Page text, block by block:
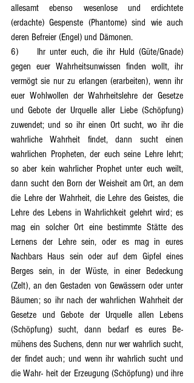
allesamt ebenso wesenlose und erdichtete
(erdachte) Gespenste (Phantome) sind wie auch
deren Befreier (Engel) und Dämonen.
6)	Ihr unter euch, die ihr Huld (Güte/Gnade)
gegen euer Wahrheitsunwissen finden wollt, ihr
vermögt sie nur zu erlangen (erarbeiten), wenn ihr
euer Wohlwollen der Wahrheitslehre der Gesetze
und Gebote der Urquelle aller Liebe (Schöpfung)
zuwendet; und so ihr einen Ort sucht, wo ihr die
wahrliche Wahrheit findet, dann sucht einen
wahrlichen Propheten, der euch seine Lehre lehrt;
so aber kein wahrlicher Prophet unter euch weilt,
dann sucht den Born der Weisheit am Ort, an dem
die Lehre der Wahrheit, die Lehre des Geistes, die
Lehre des Lebens in Wahrlichkeit gelehrt wird; es
mag ein solcher Ort eine bestimmte Stätte des
Lernens der Lehre sein, oder es mag in eures
Nachbars Haus sein oder auf dem Gipfel eines
Berges sein, in der Wüste, in einer Bedeckung
(Zelt), an den Gestaden von Gewässern oder unter
Bäumen; so ihr nach der wahrlichen Wahrheit der
Gesetze und Gebote der Urquelle allen Lebens
(Schöpfung) sucht, dann bedarf es eures Be-
mühens des Suchens, denn nur wer wahrlich sucht,
der findet auch; und wenn ihr wahrlich sucht und
die Wahr- heit der Erzeugung (Schöpfung) und ihre